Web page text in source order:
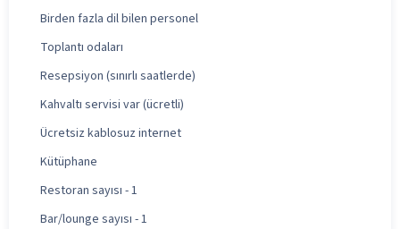
Birden fazla dil bilen personel
Toplantı odaları
Resepsiyon (sınırlı saatlerde)
Kahvaltı servisi var (ücretli)
Ücretsiz kablosuz internet
Kütüphane
Restoran sayısı - 1
Bar/lounge sayısı - 1